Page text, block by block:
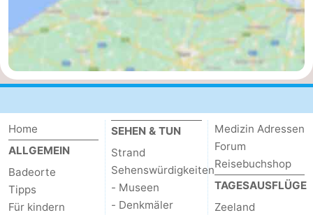
Cadzand-
Dorp
Retranchement
-
Natur
Het
Zwin
Westflandern
-
Brügge
-
Gent
Die
Küste
-
Home
ALLGEMEIN
Badeorte
Tipps
Für kindern
SEHEN & TUN
Strand
Sehenswürdigkeiten
- Museen
- Denkmäler
Medizin Adressen
Forum
Reisebuchshop
TAGESAUSFLÜGE
Zeeland